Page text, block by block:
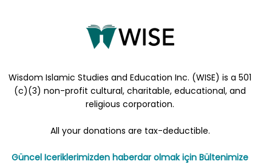
Wisdom Islamic Studies and Education Inc. (WISE) is a 501
(c)(3) non-profit cultural, charitable, educational, and
religious corporation.
All your donations are tax-deductible.
Güncel Iceriklerimizden haberdar olmak için Bültenimize